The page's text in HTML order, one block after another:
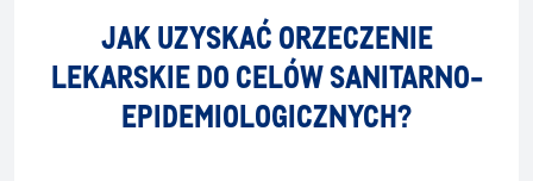
JAK UZYSKAĆ ORZECZENIE
LEKARSKIE DO CELÓW SANITARNO-
EPIDEMIOLOGICZNYCH?